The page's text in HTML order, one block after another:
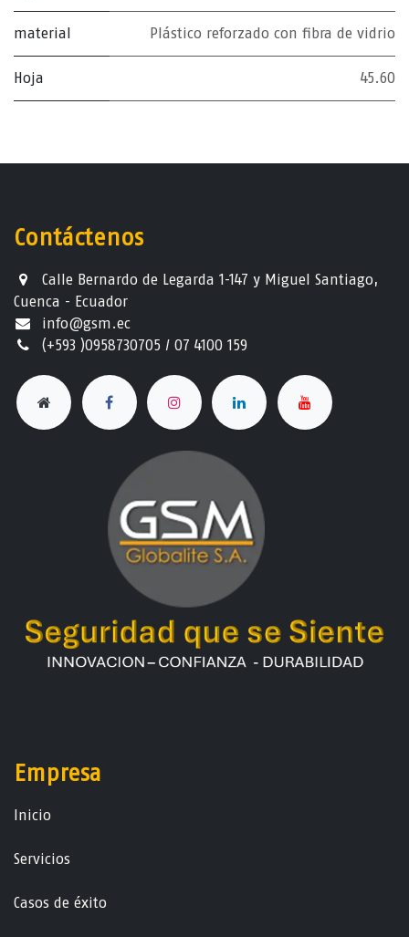
material Plástico reforzado con fibra de vidrio
Hoja 45.60
Contáctenos
Calle Bernardo de Legarda 1-147 y Miguel Santiago,
Cuenca - Ecuador
info@gsm.ec​
(+593 )0958730705 / 07 4100 159
Empresa
Ini​ci​o
Servicios
Casos de éxito